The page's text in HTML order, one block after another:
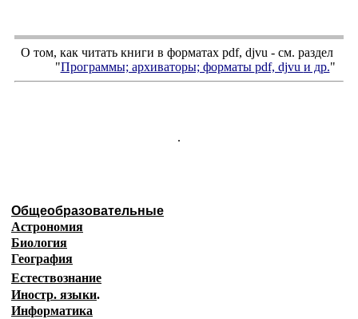
О том, как читать книги в форматах pdf, djvu - см. раздел
"Программы; архиваторы; форматы pdf, djvu и др."
.
Общеобразовательные
Астрономия
Биология
География
Естествознание
Иностр. языки.
Информатика